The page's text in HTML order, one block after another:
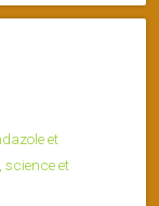
et
science et